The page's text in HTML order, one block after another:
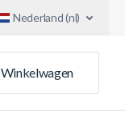
Nederland (nl)
Winkelwagen